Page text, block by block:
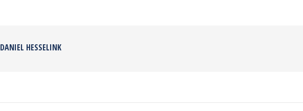
DANIEL HESSELINK